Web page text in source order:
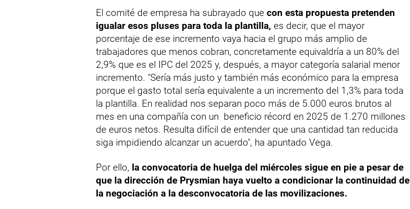
El comité de empresa ha subrayado que con esta propuesta pretenden
igualar esos pluses para toda la plantilla, es decir, que el mayor
porcentaje de ese incremento vaya hacia el grupo más amplio de
trabajadores que menos cobran, concretamente equivaldría a un 80% del
2,9% que es el IPC del 2025 y, después, a mayor categoría salarial menor
incremento. "Sería más justo y también más económico para la empresa
porque el gasto total sería equivalente a un incremento del 1,3% para toda
la plantilla. En realidad nos separan poco más de 5.000 euros brutos al
mes en una compañía con un beneficio récord en 2025 de 1.270 millones
de euros netos. Resulta difícil de entender que una cantidad tan reducida
siga impidiendo alcanzar un acuerdo", ha apuntado Vega.
Por ello, la convocatoria de huelga del miércoles sigue en pie a pesar de
que la dirección de Prysmian haya vuelto a condicionar la continuidad de
la negociación a la desconvocatoria de las movilizaciones.